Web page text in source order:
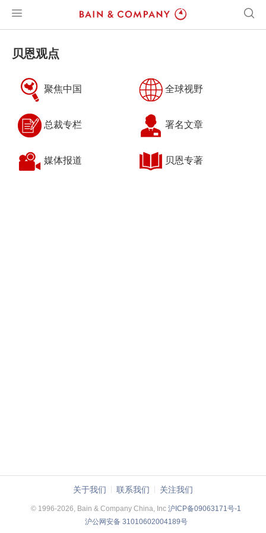
贝恩观点
聚焦中国 全球视野
总裁专栏 署名文章
媒体报道 贝恩专著
关于我们 联系我们 关注我们
© 1996-2026, Bain & Company China, Inc沪ICP备09063171号-1
沪公网安备 31010602004189号